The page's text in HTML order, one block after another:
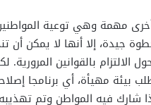
مهمة وهي توعية
جيدة، إلا أنها لا يمكن أن
الالتزام بالقوانين المرورية.
بيئة مهيأة، أي برنامجا
شارك فيه المواطن وتم